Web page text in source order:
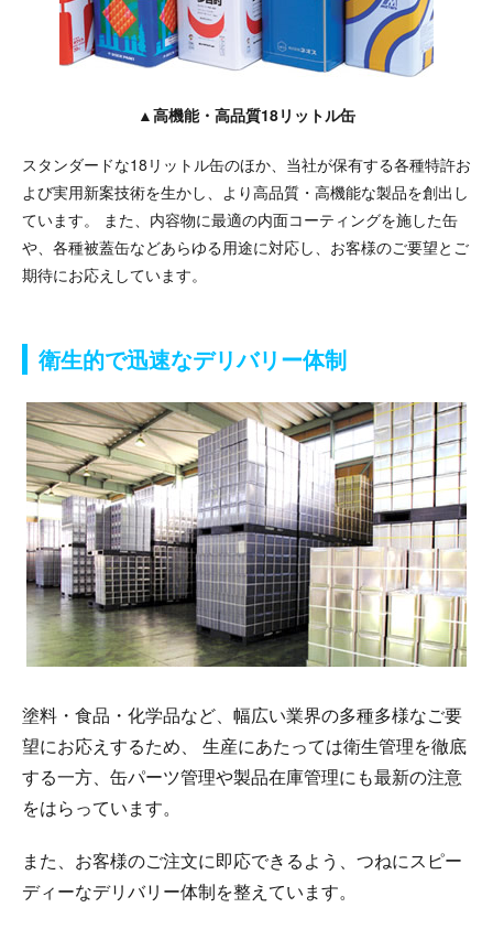
▲高機能・高品質18リットル缶
スタンダードな18リットル缶のほか、当社が保有する各種特許お
よび実用新案技術を生かし、より高品質・高機能な製品を創出し
ています。 また、内容物に最適の内面コーティングを施した缶
や、各種被蓋缶などあらゆる用途に対応し、お客様のご要望とご
期待にお応えしています。
衛生的で迅速なデリバリー体制
塗料・食品・化学品など、幅広い業界の多種多様なご要
望にお応えするため、 生産にあたっては衛生管理を徹底
する一方、缶パーツ管理や製品在庫管理にも最新の注意
をはらっています。
また、お客様のご注文に即応できるよう、つねにスピー
ディーなデリバリー体制を整えています。